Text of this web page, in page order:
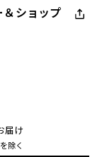
ショップ
届け
除く